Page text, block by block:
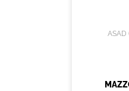
ASAD